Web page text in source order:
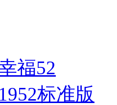
福52
标准版